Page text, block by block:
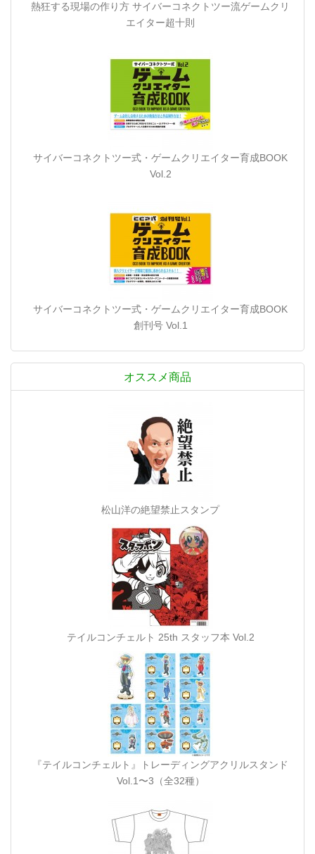
熱狂する現場の作り方 サイバーコネクトツー流ゲームクリ
エイター超十則
サイバーコネクトツー式・ゲームクリエイター育成BOOK
Vol.2
サイバーコネクトツー式・ゲームクリエイター育成BOOK
創刊号 Vol.1
オススメ商品
松山洋の絶望禁止スタンプ
テイルコンチェルト 25th スタッフ本 Vol.2
『テイルコンチェルト』トレーディングアクリルスタンド
Vol.1〜3（全32種）